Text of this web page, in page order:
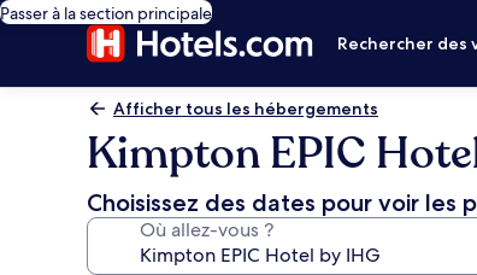
Passer à la section principale
Rechercher des
Afficher tous les hébergements
Kimpton EPIC
Choisissez des dates pour voir les
Où allez-vous ?